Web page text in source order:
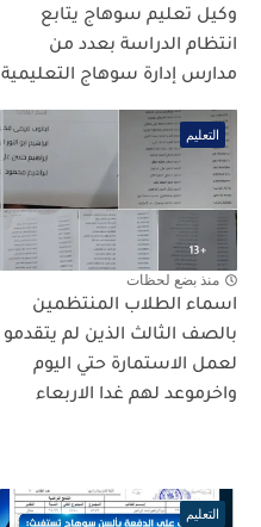
وكيل تعليم سوهاج يتابع
انتظام الدراسة بعدد من
مدارس إدارة سوهاج التعليمية
التعليم
منذ بضع لحظات
اسماء الطلاب المنتظمين
بالصف الثالث الذين لم يتقدمو
لعمل الاستمارة حتي اليوم
واخرموعد لهم غدا الاربعاء
التعليم